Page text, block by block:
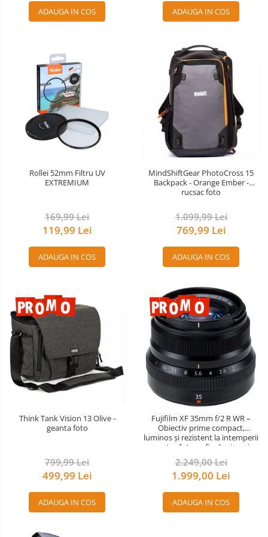
ADAUGA IN COS ADAUGA IN COS
Rollei 52mm Filtru UV
EXTREMIUM
169,99 Lei
119,99 Lei
ADAUGA IN COS
MindShiftGear PhotoCross 15
Backpack - Orange Ember -
rucsac foto
1.099,99 Lei
769,99 Lei
ADAUGA IN COS
Think Tank Vision 13 Olive -
geanta foto
799,99 Lei
499,99 Lei
ADAUGA IN COS
Fujifilm XF 35mm f/2 R WR –
Obiectiv prime compact,
luminos și rezistent la intemperii
pentru fotografie de zi cu zi
2.249,00 Lei
1.999,00 Lei
ADAUGA IN COS